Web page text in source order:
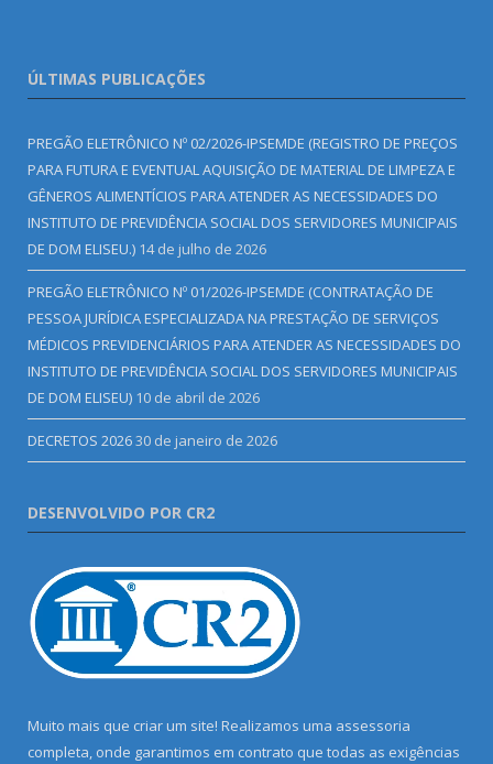
ÚLTIMAS PUBLICAÇÕES
PREGÃO ELETRÔNICO Nº 02/2026-IPSEMDE (REGISTRO DE PREÇOS
PARA FUTURA E EVENTUAL AQUISIÇÃO DE MATERIAL DE LIMPEZA E
GÊNEROS ALIMENTÍCIOS PARA ATENDER AS NECESSIDADES DO
INSTITUTO DE PREVIDÊNCIA SOCIAL DOS SERVIDORES MUNICIPAIS
DE DOM ELISEU.) 14 de julho de 2026
PREGÃO ELETRÔNICO Nº 01/2026-IPSEMDE (CONTRATAÇÃO DE
PESSOA JURÍDICA ESPECIALIZADA NA PRESTAÇÃO DE SERVIÇOS
MÉDICOS PREVIDENCIÁRIOS PARA ATENDER AS NECESSIDADES DO
INSTITUTO DE PREVIDÊNCIA SOCIAL DOS SERVIDORES MUNICIPAIS
DE DOM ELISEU) 10 de abril de 2026
DECRETOS 202630 de janeiro de 2026
DESENVOLVIDO POR CR2
Muito mais que criar um site! Realizamos uma assessoria
completa, onde garantimos em contrato que todas as exigências